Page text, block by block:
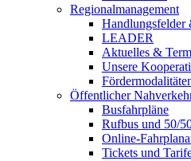
Regionalmanagement
Handlungsfelder
LEADER
Aktuelles &
Unsere
Öffentlicher
Busfahrpläne
Rufbus und 50/
Online-
Tickets und